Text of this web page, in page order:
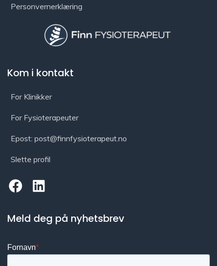
Personvernerklæring
Kom i kontakt
For Klinikker
For Fysioterapeuter
Epost: post@finnfysioterapeut.no
Slette profil
Meld deg på nyhetsbrev